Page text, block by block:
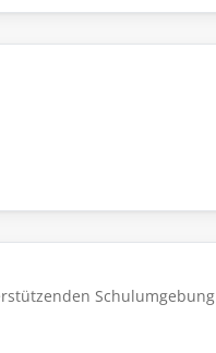
Schulumgebung